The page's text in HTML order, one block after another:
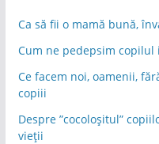
Ca să fii o mamă bună,
Cum ne pedepsim
Ce facem noi, oamenii,
copiii
Despre ”cocoloșitul”
vieții